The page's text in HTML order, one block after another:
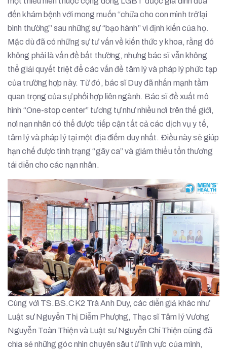
đến khám bệnh với mong muốn “chữa cho con mình trở lại
bình thường” sau những sự “bạo hành” vì định kiến của họ.
Mặc dù đã có những sự tư vấn về kiến thức y khoa, rằng đó
không phải là vấn đề bất thường, nhưng bác sĩ vẫn không
thể giải quyết triệt để các vấn đề tâm lý và pháp lý phức tạp
của trường hợp này. Từ đó, bác sĩ Duy đã nhấn mạnh tầm
quan trọng của sự phối hợp liên ngành. Bác sĩ đề xuất mô
hình “One-stop center” tương tự như nhiều nơi trên thế giới,
nơi nạn nhân có thể được tiếp cận tất cả các dịch vụ y tế,
tâm lý và pháp lý tại một địa điểm duy nhất. Điều này sẽ giúp
hạn chế được tình trạng “gãy ca” và giảm thiểu tổn thương
tái diễn cho các nạn nhân.
Cùng với TS.BS.CK2 Trà Anh Duy, các diễn giả khác như
Luật sư Nguyễn Thị Diễm Phượng, Thạc sĩ Tâm lý Vương
Nguyễn Toàn Thiện và Luật sư Nguyễn Chí Thiện cũng đã
chia sẻ những góc nhìn chuyên sâu từ lĩnh vực của mình,